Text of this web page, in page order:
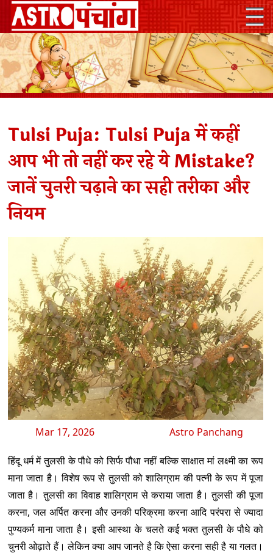
Tulsi Puja: Tulsi Puja में कहीं
आप भी तो नहीं कर रहे ये Mistake?
जानें चुनरी चढ़ाने का सही तरीका और
नियम
Mar 17, 2026 Astro Panchang
हिंदू धर्म में तुलसी के पौधे को सिर्फ पौधा नहीं बल्कि साक्षात मां लक्ष्मी का रूप
माना जाता है। विशेष रूप से तुलसी को शालिग्राम की पत्नी के रूप में पूजा
जाता है। तुलसी का विवाह शालिग्राम से कराया जाता है। तुलसी की पूजा
करना, जल अर्पित करना और उनकी परिक्रमा करना आदि परंपरा से ज्यादा
पुण्यकर्म माना जाता है। इसी आस्था के चलते कई भक्त तुलसी के पौधे को
चुनरी ओढ़ाते हैं। लेकिन क्या आप जानते है कि ऐसा करना सही है या गलत।